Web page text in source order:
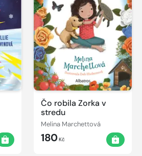
Čo robila Zorka v
stredu
Melina Marchettová
180Kč